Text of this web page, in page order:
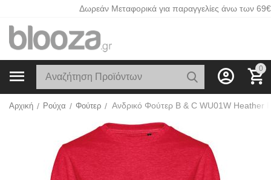
Δωρεάν Μεταφορικά για παραγγελίες άνω των 69€
0
Αρχική / Ρούχα / Φούτερ / Ανδρικό Φούτερ B & C WU01W Heather